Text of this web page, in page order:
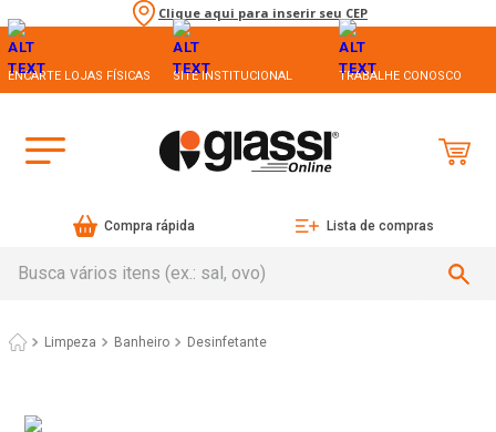
Clique aqui para inserir seu CEP
ENCARTE LOJAS FÍSICAS SITE INSTITUCIONAL TRABALHE CONOSCO
Compra rápida Lista de compras
Limpeza Banheiro Desinfetante